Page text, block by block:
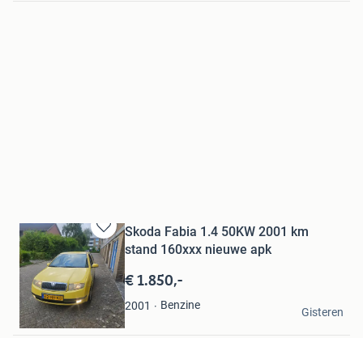
Bewaren
in
Mijn
Favorieten
Skoda Fabia 1.4 50KW 2001 km
stand 160xxx nieuwe apk
€ 1.850,-
2001 Benzine
koning
Groningen
Gisteren